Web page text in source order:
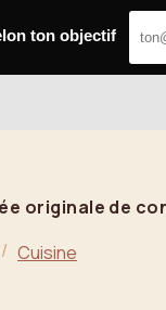
originale de
Cuisine
ton objectif